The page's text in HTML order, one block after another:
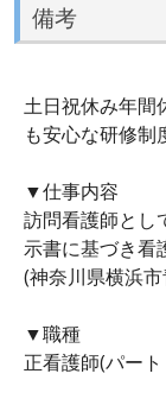
備考
土日祝休み年間
も安心な研修制
▼仕事内容
訪問看護師とし
示書に基づき看
(神奈川県横浜
▼職種
正看護師(パー